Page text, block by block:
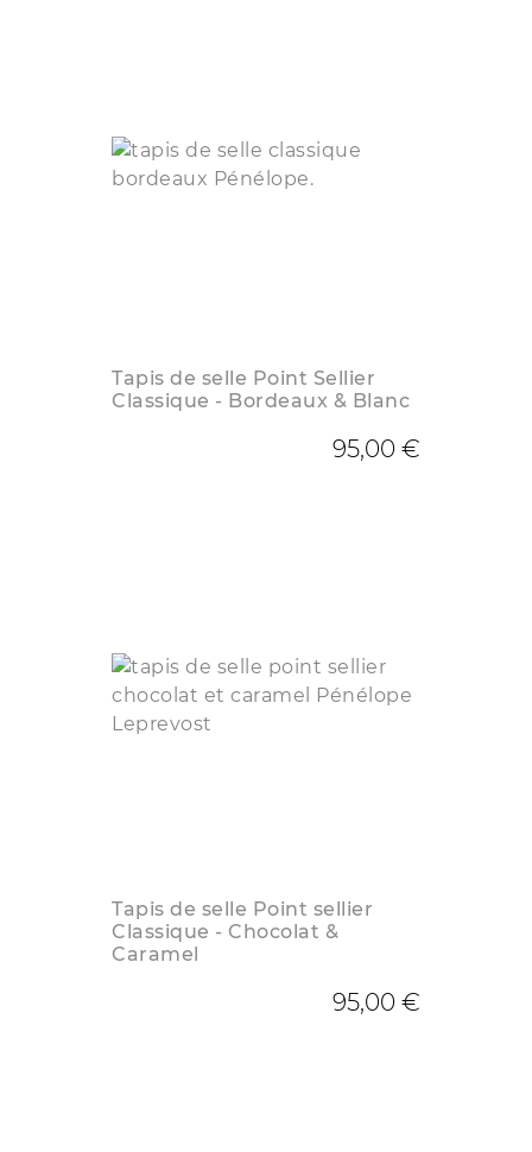
Tapis de selle Point Sellier
Classique - Bordeaux & Blanc
95,00 €
Tapis de selle Point sellier
Classique - Chocolat &
Caramel
95,00 €